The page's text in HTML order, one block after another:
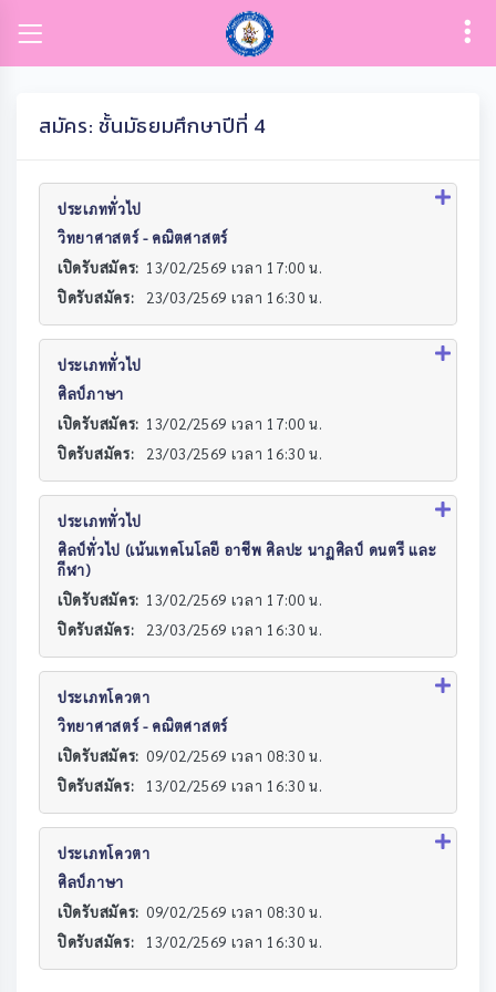
สมัคร: ชั้นมัธยมศึกษาปีที่ 4
ประเภททั่วไป
วิทยาศาสตร์ - คณิตศาสตร์
เปิดรับสมัคร: 13/02/2569 เวลา 17:00 น.
ปิดรับสมัคร:
23/03/2569 เวลา 16:30 น.
ประเภททั่วไป
ศิลป์ภาษา
เปิดรับสมัคร: 13/02/2569 เวลา 17:00 น.
ปิดรับสมัคร:
23/03/2569 เวลา 16:30 น.
ประเภททั่วไป
ศิลป์ทั่วไป (เน้นเทคโนโลยี อาชีพ ศิลปะ นาฏศิลป์ ดนตรี และ
กีฬา)
เปิดรับสมัคร: 13/02/2569 เวลา 17:00 น.
ปิดรับสมัคร:
23/03/2569 เวลา 16:30 น.
ประเภทโควตา
วิทยาศาสตร์ - คณิตศาสตร์
เปิดรับสมัคร: 09/02/2569 เวลา 08:30 น.
ปิดรับสมัคร:
13/02/2569 เวลา 16:30 น.
ประเภทโควตา
ศิลป์ภาษา
เปิดรับสมัคร: 09/02/2569 เวลา 08:30 น.
ปิดรับสมัคร:
13/02/2569 เวลา 16:30 น.